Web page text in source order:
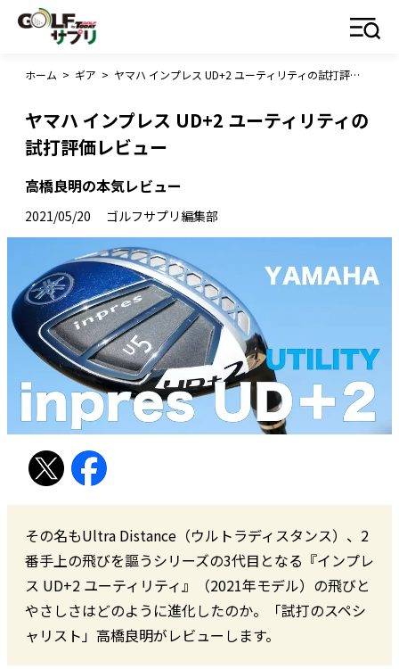
ホーム > ギア > ヤマハ インプレス UD+2 ユーティリティの試打評価レビュー
ヤマハ インプレス UD+2 ユーティリティの
試打評価レビュー
高橋良明の本気レビュー
2021/05/20 ゴルフサプリ編集部
その名もUltra Distance（ウルトラディスタンス）、2
番手上の飛びを謳うシリーズの3代目となる『インプレ
ス UD+2 ユーティリティ』（2021年モデル）の飛びと
やさしさはどのように進化したのか。「試打のスペシ
ャリスト」高橋良明がレビューします。